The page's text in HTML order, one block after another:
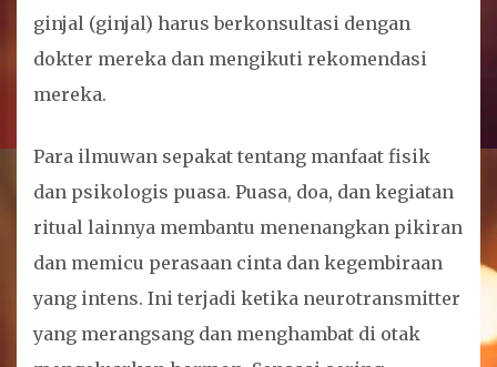
ginjal (ginjal) harus berkonsultasi dengan
dokter mereka dan mengikuti rekomendasi
mereka.
Para ilmuwan sepakat tentang manfaat fisik
dan psikologis puasa. Puasa, doa, dan kegiatan
ritual lainnya membantu menenangkan pikiran
dan memicu perasaan cinta dan kegembiraan
yang intens. Ini terjadi ketika neurotransmitter
yang merangsang dan menghambat di otak